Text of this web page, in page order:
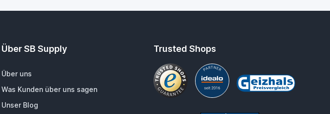
Über SB Supply
Über uns
Was Kunden über uns sagen
Unser Blog
Trusted Shops